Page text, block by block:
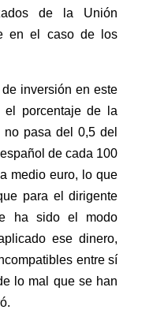
de la Unión
en el caso de los
inversión en este
el porcentaje de la
pasa del 0,5 del
de cada 100
medio euro, lo que
para el dirigente
ha sido el modo
ese dinero,
entre sí
lo mal que se han